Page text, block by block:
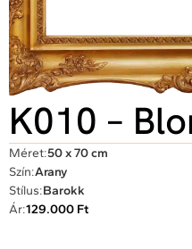
K010 –
Méret:50 x 70 cm
Szín:Arany
Stílus:Barokk
Ár:129.000 Ft